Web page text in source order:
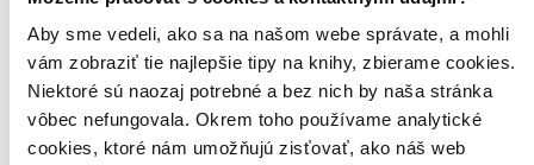
Aby sme vedeli, ako sa na našom webe správate, a mohli
vám zobraziť tie najlepšie tipy na knihy, zbierame cookies.
Niektoré sú naozaj potrebné a bez nich by naša stránka
vôbec nefungovala. Okrem toho používame analytické
cookies, ktoré nám umožňujú zisťovať, ako náš web